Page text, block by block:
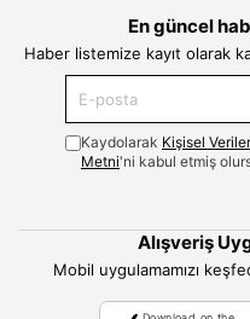
En güncel
Haber listemize kayıt olarak
Kaydolarak Kişisel
Metni'ni kabul etmiş
Alışveriş
Mobil uygulamamızı